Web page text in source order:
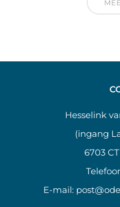
Hesselink
(ingang
6703
E-mail: